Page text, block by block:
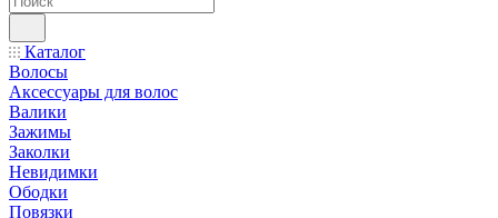
Каталог
Волосы
Аксессуары для волос
Валики
Зажимы
Заколки
Невидимки
Ободки
Повязки